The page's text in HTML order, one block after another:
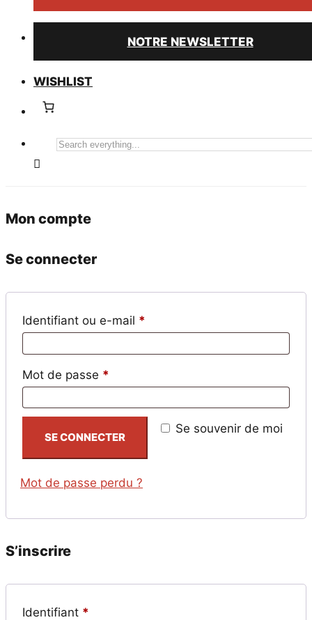
NOTRE NEWSLETTER
WISHLIST
Search
Mon compte
Se connecter
Identifiant ou e-mail *
Mot de passe *
Se souvenir de moi
SE CONNECTER
Mot de passe perdu ?
S’inscrire
Identifiant *